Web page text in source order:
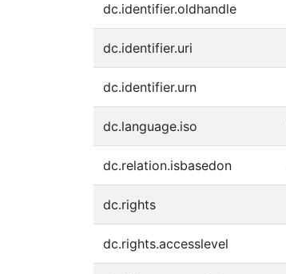
dc.identifier.oldhandle
dc.identifier.uri
dc.identifier.urn
dc.language.iso
dc.relation.isbasedon
dc.rights
dc.rights.accesslevel